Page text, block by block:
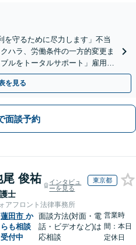
を守るために尽力します」不当
ハラ、労働条件の一方的変更ま
ルをトータルサポート」雇用契
ど
を見る
面談予約
尾 俊祐
士
インタビュ
ーを見る
東京都
アフロント法律事務所
蓮田市 か
らも相談
受付中
面談方法(対面・電
話・ビデオなど)は
応相談
営業時
間：本日
定休日